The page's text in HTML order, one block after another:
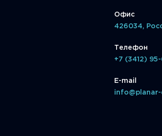
Офис
426034,
Телефон
+7 (3412)
E-mail